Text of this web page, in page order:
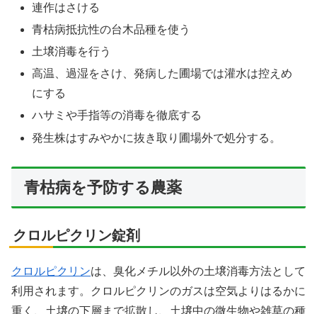
連作はさける
青枯病抵抗性の台木品種を使う
土壌消毒を行う
高温、過湿をさけ、発病した圃場では灌水は控えめ
にする
ハサミや手指等の消毒を徹底する
発生株はすみやかに抜き取り圃場外で処分する。
青枯病を予防する農薬
クロルピクリン錠剤
クロルピクリンは、臭化メチル以外の土壌消毒方法として
利用されます。クロルピクリンのガスは空気よりはるかに
重く、土壌の下層まで拡散し、土壌中の微生物や雑草の種